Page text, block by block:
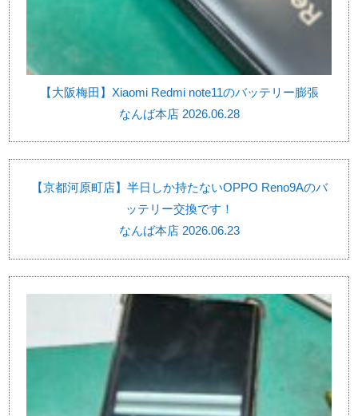
【大阪梅田】Xiaomi Redmi note11のバッテリー膨張
なんば本店 2026.06.28
【京都河原町店】半日しか持たないOPPO Reno9Aのバ
ッテリー交換です！
なんば本店 2026.06.23